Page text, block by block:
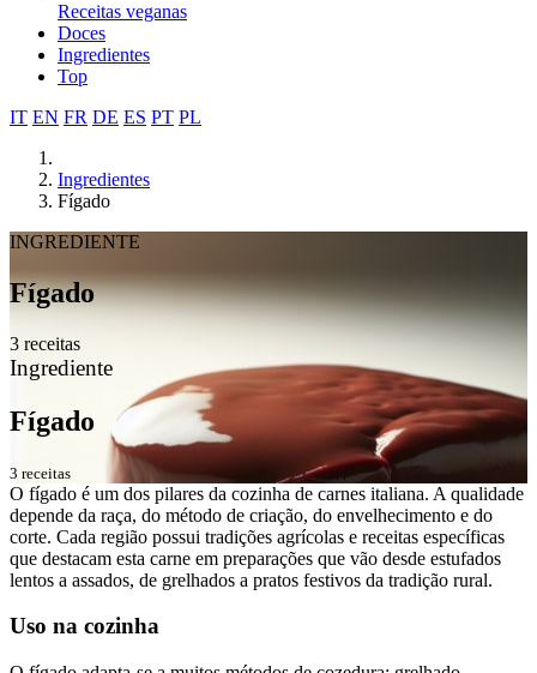
Receitas veganas
Doces
Ingredientes
Top
IT EN FR DE ES PT PL
Ingredientes
Fígado
INGREDIENTE
Fígado
3 receitas
Ingrediente
Fígado
3 receitas
O fígado é um dos pilares da cozinha de carnes italiana. A qualidade
depende da raça, do método de criação, do envelhecimento e do
corte. Cada região possui tradições agrícolas e receitas específicas
que destacam esta carne em preparações que vão desde estufados
lentos a assados, de grelhados a pratos festivos da tradição rural.
Uso na cozinha